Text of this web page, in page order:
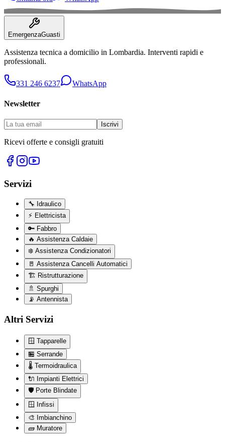
EmergenzaGuasti
Assistenza tecnica a domicilio in Lombardia. Interventi rapidi e
professionali.
331 246 6237 WhatsApp
Newsletter
Iscrivi
Ricevi offerte e consigli gratuiti
Servizi
🔧 Idraulico
⚡ Elettricista
🔑 Fabbro
🔥 Assistenza Caldaie
❄️ Assistenza Condizionatori
🚪 Assistenza Cancelli Automatici
🏗️ Ristrutturazione
🚿 Spurghi
📡 Antennista
Altri Servizi
🪟 Tapparelle
🏪 Serrande
🌡️ Termoidraulica
🔌 Impianti Elettrici
🛡️ Porte Blindate
🪟
Infissi
🎨 Imbianchino
🧱 Muratore